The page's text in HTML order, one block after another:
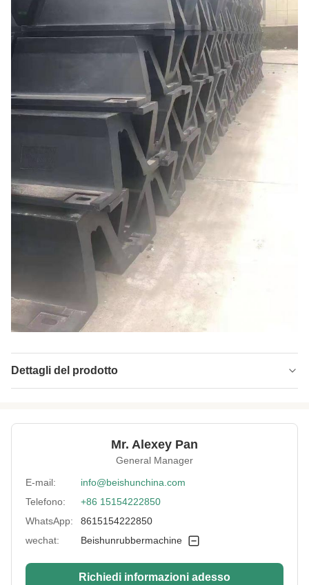
Dettagli del prodotto
Plunger Diameter: 400×4
2000*2500mm
Usage: fabbricazione di prodotti stampati in gomma
Control Mode: PLC
Structure Mode: Tipo di grembiule
Chnt, Schneider, Siemens ecc.
Mr. Alexey Pan
General Manager
E-mail:
info@beishunchina.com
Telefono:
+86 15154222850
WhatsApp:
8615154222850
wechat:
Beishunrubbermachine
Richiedi informazioni adesso